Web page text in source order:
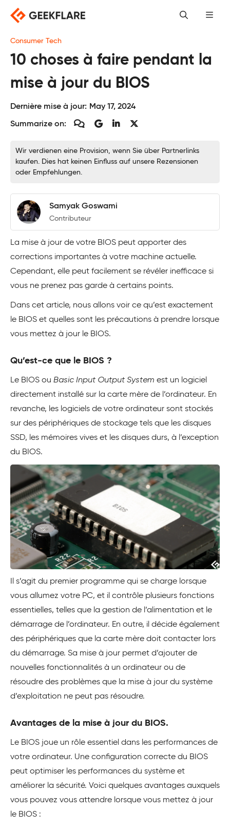
Skip
content
Consumer Tech
10 choses à faire pendant la
mise à jour du BIOS
Dernière mise à jour: May 17, 2024
Summarize on:
Wir verdienen eine Provision, wenn Sie über Partnerlinks
kaufen. Dies hat keinen Einfluss auf unsere Rezensionen
oder Empfehlungen.
Samyak Goswami
Contributeur
La mise à jour de votre BIOS peut apporter des
corrections importantes à votre machine actuelle.
Cependant, elle peut facilement se révéler inefficace si
vous ne prenez pas garde à certains points.
Dans cet article, nous allons voir ce qu’est exactement
le BIOS et quelles sont les précautions à prendre lorsque
vous mettez à jour le BIOS.
Qu’est-ce que le BIOS ?
Le BIOS ou Basic Input Output System est un logiciel
directement installé sur la carte mère de l’ordinateur. En
revanche, les logiciels de votre ordinateur sont stockés
sur des périphériques de stockage tels que les disques
SSD, les mémoires vives et les disques durs, à l’exception
du BIOS.
Il s’agit du premier programme qui se charge lorsque
vous allumez votre PC, et il contrôle plusieurs fonctions
essentielles, telles que la gestion de l’alimentation et le
démarrage de l’ordinateur. En outre, il décide également
des périphériques que la carte mère doit contacter lors
du démarrage. Sa mise à jour permet d’ajouter de
nouvelles fonctionnalités à un ordinateur ou de
résoudre des problèmes que la mise à jour du système
d’exploitation ne peut pas résoudre.
Avantages de la mise à jour du BIOS.
Le BIOS joue un rôle essentiel dans les performances de
votre ordinateur. Une configuration correcte du BIOS
peut optimiser les performances du système et
améliorer la sécurité. Voici quelques avantages auxquels
vous pouvez vous attendre lorsque vous mettez à jour
le BIOS :